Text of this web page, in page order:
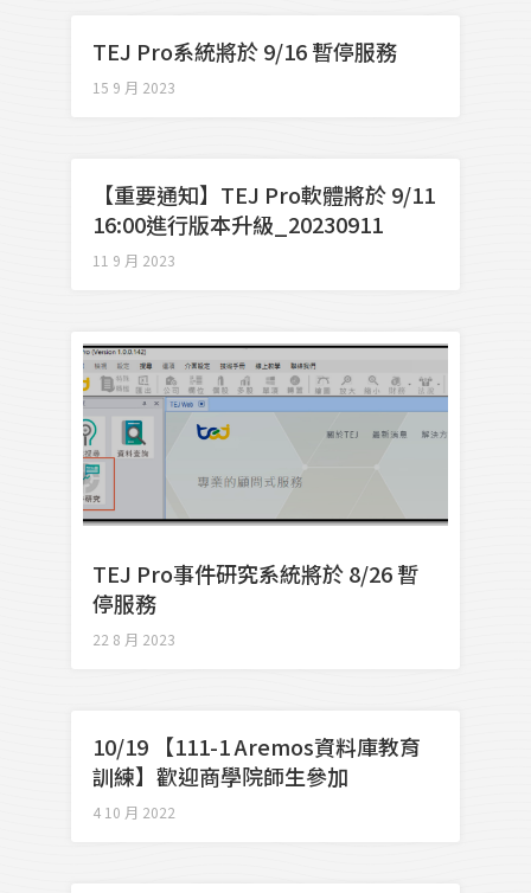
TEJ Pro系統將於 9/16 暫停服務
15 9 月 2023
【重要通知】TEJ Pro軟體將於 9/11
16:00進行版本升級_20230911
11 9 月 2023
TEJ Pro事件研究系統將於 8/26 暫
停服務
22 8 月 2023
10/19 【111-1 Aremos資料庫教育
訓練】歡迎商學院師生參加
4 10 月 2022